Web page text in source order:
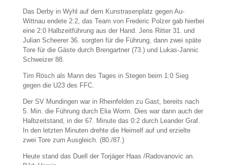
Das Derby in Wyhl auf dem Kunstrasenplatz gegen Au-
Wittnau endete 2:2, das Team von Frederic Polzer gab hierbei
eine 2:0 Halbzeitführung aus der Hand. Jens Ritter 31. und
Julian Scheerer 36. sorgten für die Führung, dann zwei späte
Tore für die Gäste durch Brengartner (73.) und Lukas-Jannic
Schweizer 88.
Tim Rösch als Mann des Tages in Stegen beim 1:0 Sieg
gegen die U23 des FFC.
Der SV Mundingen war in Rheinfelden zu Gast, bereits nach
5. Min. die Führung durch Elia Worm. Dies war dann auch der
Halbzeitstand, in der 67. Minute das 0:2 durch Leander Graf.
In den letzten Minuten drehte die Heimelf auf und erzielte
zwei Tore zum Ausgleich. (80./87.)
Heute stand das Duell der Torjäger Haas /Radovanovic an.